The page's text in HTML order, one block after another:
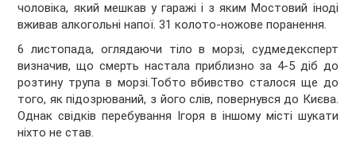
чоловіка, який мешкав у гаражі і з яким Мостовий іноді
вживав алкогольні напої. 31 колото-ножове поранення.
6 листопада, оглядаючи тіло в морзі, судмедексперт
визначив, що смерть настала приблизно за 4-5 діб до
розтину трупа в морзі.Тобто вбивство сталося ще до
того, як підозрюваний, з його слів, повернувся до Києва.
Однак свідків перебування Ігоря в іншому місті шукати
ніхто не став.